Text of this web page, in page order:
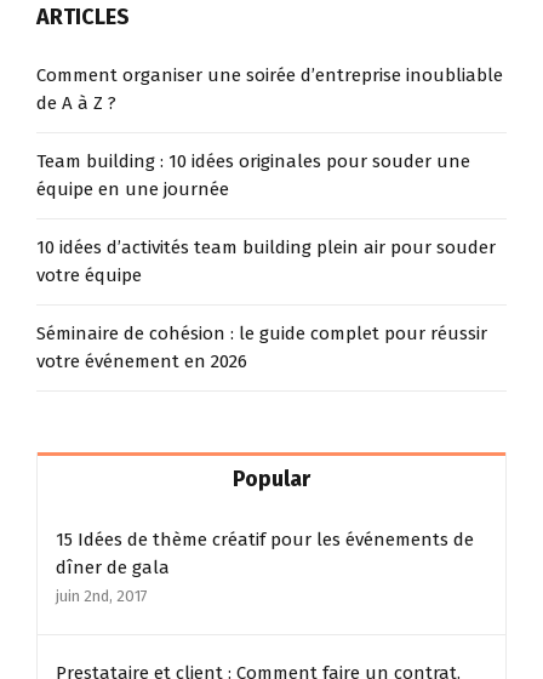
ARTICLES
Comment organiser une soirée d’entreprise inoubliable
de A à Z ?
Team building : 10 idées originales pour souder une
équipe en une journée
10 idées d’activités team building plein air pour souder
votre équipe
Séminaire de cohésion : le guide complet pour réussir
votre événement en 2026
Popular
15 Idées de thème créatif pour les événements de
dîner de gala
juin 2nd, 2017
Prestataire et client : Comment faire un contrat.